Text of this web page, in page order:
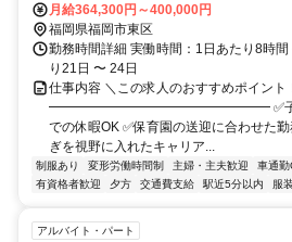
月給364,300円～400,000円
福岡県福岡市東区
勤務時間詳細 実働時間：1日あたり8時
り21日 〜 24日
仕事内容 ＼この求人のおすすめポイント
━━━━━━━━━━━━━━━━━ ✅子ども
での休暇OK ✅保育園の送迎に合わせた
ぎを視野に入れたキャリア...
制服あり 変形労働時間制 主婦・主夫歓迎 車通勤
有資格者歓迎
夕方 交通費支給 駅近5分以内 服
アルバイト・パート